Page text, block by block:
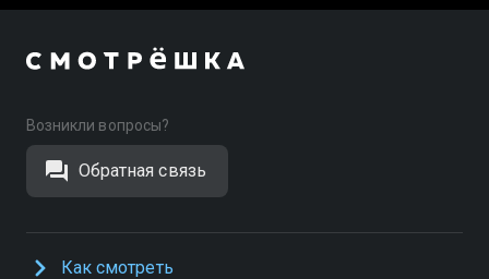
Возникли вопросы?
Обратная связь
Как смотреть